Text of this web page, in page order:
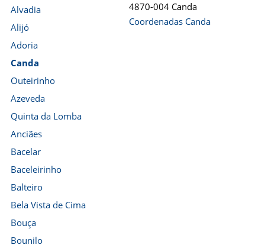
Alvadia
Alijó
Adoria
Canda
Outeirinho
Azeveda
Quinta da Lomba
Anciães
Bacelar
Baceleirinho
Balteiro
Bela Vista de Cima
Bouça
Bounilo
4870-004 Canda
Coordenadas Canda